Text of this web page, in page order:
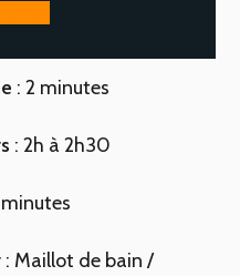
: 2 minutes
: 2h à 2h30
minutes
: Maillot de bain /